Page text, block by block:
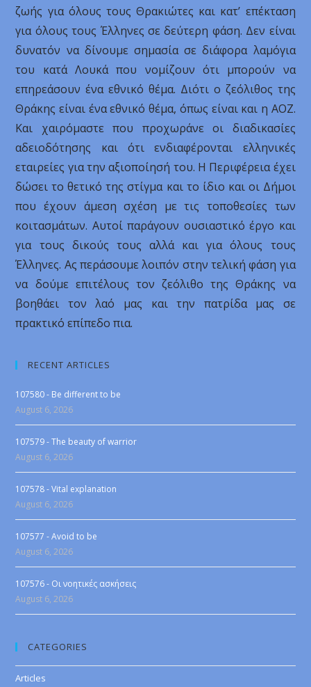
ζωής για όλους τους Θρακιώτες και κατ’ επέκταση
για όλους τους Έλληνες σε δεύτερη φάση. Δεν είναι
δυνατόν να δίνουμε σημασία σε διάφορα λαμόγια
του κατά Λουκά που νομίζουν ότι μπορούν να
επηρεάσουν ένα εθνικό θέμα. Διότι ο ζεόλιθος της
Θράκης είναι ένα εθνικό θέμα, όπως είναι και η ΑΟΖ.
Και χαιρόμαστε που προχωράνε οι διαδικασίες
αδειοδότησης και ότι ενδιαφέρονται ελληνικές
εταιρείες για την αξιοποίησή του. Η Περιφέρεια έχει
δώσει το θετικό της στίγμα και το ίδιο και οι Δήμοι
που έχουν άμεση σχέση με τις τοποθεσίες των
κοιτασμάτων. Αυτοί παράγουν ουσιαστικό έργο και
για τους δικούς τους αλλά και για όλους τους
Έλληνες. Ας περάσουμε λοιπόν στην τελική φάση για
να δούμε επιτέλους τον ζεόλιθο της Θράκης να
βοηθάει τον λαό μας και την πατρίδα μας σε
πρακτικό επίπεδο πια.
RECENT ARTICLES
107580 - Be different to be
August 6, 2026
107579 - The beauty of warrior
August 6, 2026
107578 - Vital explanation
August 6, 2026
107577 - Avoid to be
August 6, 2026
107576 - Οι νοητικές ασκήσεις
August 6, 2026
CATEGORIES
Articles